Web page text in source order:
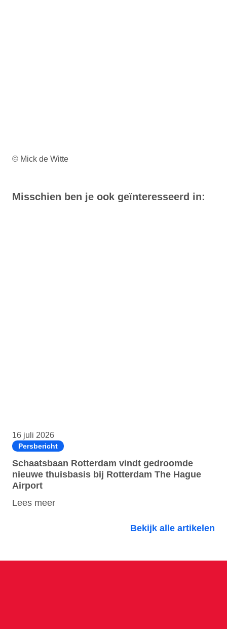
© Mick de Witte
Misschien ben je ook geïnteresseerd in:
16 juli 2026
Persbericht
Schaatsbaan Rotterdam vindt gedroomde
nieuwe thuisbasis bij Rotterdam The Hague
Airport
Lees meer
Bekijk alle artikelen